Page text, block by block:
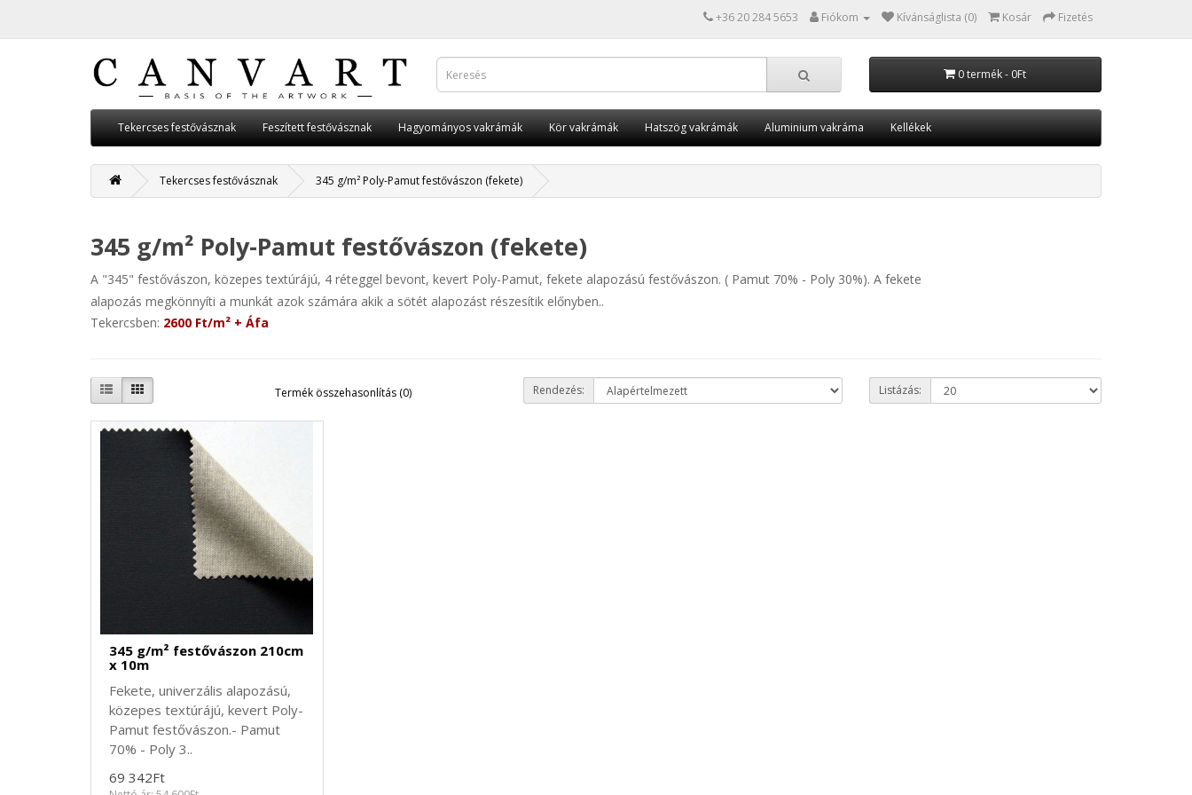
+36 20 284 5653 Fiókom Kívánságlista (0) Kosár Fizetés
0 termék - 0Ft
Tekercses festővásznak Feszített festővásznak Hagyományos vakrámák Kör vakrámák Hatszög vakrámák Aluminium vakráma Kellékek
Tekercses festővásznak 345 g/m² Poly-Pamut festővászon (fekete)
345 g/m² Poly-Pamut festővászon (fekete)
A "345" festővászon, közepes textúrájú, 4 réteggel bevont, kevert Poly-Pamut, fekete alapozású festővászon. ( Pamut 70% - Poly 30%). A fekete
alapozás megkönnyíti a munkát azok számára akik a sötét alapozást részesítik előnyben..
Tekercsben: 2600 Ft/m² + Áfa
Termék összehasonlítás (0) Rendezés: Listázás:
345 g/m² festővászon 210cm
x 10m
Fekete, univerzális alapozású,
közepes textúrájú, kevert Poly-
Pamut festővászon.- Pamut
70% - Poly 3..
69 342Ft